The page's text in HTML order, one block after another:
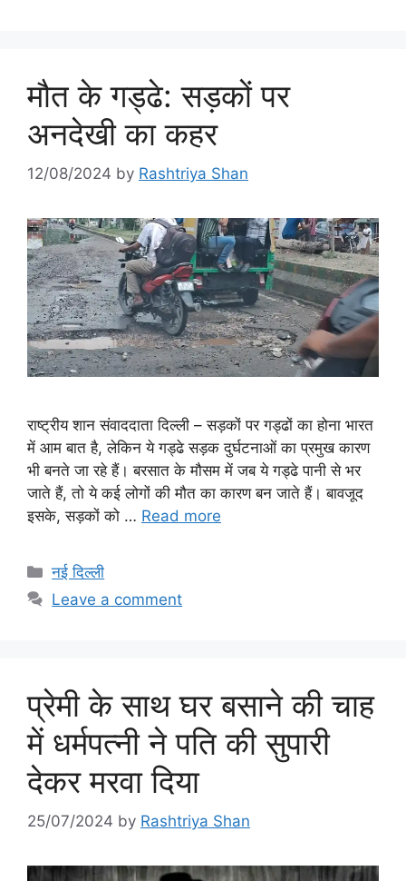
मौत के गड्ढे: सड़कों पर
अनदेखी का कहर
12/08/2024 by Rashtriya Shan
राष्ट्रीय शान संवाददाता दिल्ली – सड़कों पर गड्ढों का होना भारत
में आम बात है, लेकिन ये गड्ढे सड़क दुर्घटनाओं का प्रमुख कारण
भी बनते जा रहे हैं। बरसात के मौसम में जब ये गड्ढे पानी से भर
जाते हैं, तो ये कई लोगों की मौत का कारण बन जाते हैं। बावजूद
इसके, सड़कों को … Read more
Categories
नई दिल्ली
Leave a comment
प्रेमी के साथ घर बसाने की चाह
में धर्मपत्नी ने पति की सुपारी
देकर मरवा दिया
25/07/2024 by Rashtriya Shan